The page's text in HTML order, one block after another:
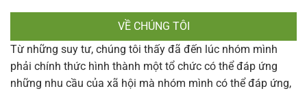
VỀ CHÚNG TÔI
Từ những suy tư, chúng tôi thấy đã đến lúc nhóm mình
phải chính thức hình thành một tổ chức có thể đáp ứng
những nhu cầu của xã hội mà nhóm mình có thể đáp ứng,